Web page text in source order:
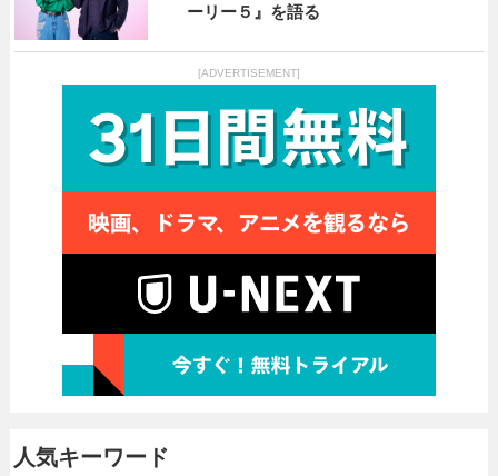
ーリー５』を語る
[ADVERTISEMENT]
人気キーワード